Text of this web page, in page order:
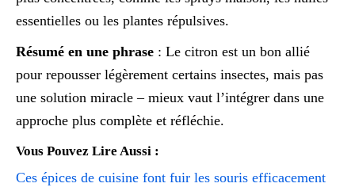
essentielles ou les plantes répulsives.
Résumé en une phrase : Le citron est un bon allié
pour repousser légèrement certains insectes, mais pas
une solution miracle – mieux vaut l’intégrer dans une
approche plus complète et réfléchie.
Vous Pouvez Lire Aussi :
Ces épices de cuisine font fuir les souris efficacement